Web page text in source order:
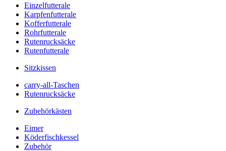
Einzelfutterale
Karpfenfutterale
Kofferfutterale
Rohrfutterale
Rutenrucksäcke
Rutenfutterale
Sitzkissen
carry-all-Taschen
Rutenrucksäcke
Zubehörkästen
Eimer
Köderfischkessel
Zubehör